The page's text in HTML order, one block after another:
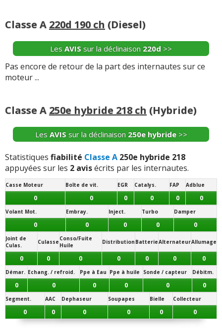
Classe A 220d 190 ch (Diesel)
Les AVIS sur la déclinaison 220d >>
Pas encore de retour de la part des internautes sur ce
moteur ...
Classe A 250e hybride 218 ch (Hybride)
Les AVIS sur la déclinaison 250e hybride>>
Statistiques fiabilité Classe A 250e hybride 218
appuyées sur les 2 avisécrits par les internautes.
Casse Moteur Boîte de vit. EGR Catalys. FAP Adblue
0 0 0 0 0 0
Volant Mot. Embray. Inject. Turbo Damper
0 0 0 0 0
Joint de
Culas.
Culasse Conso/Fuite
Huile
Distribution BatterieAlternateurAllumage
0 0 0 0 0 0 0
Démar. Echang. / refroid. Ppe à Eau Ppe à huile Sonde / capteur Débitm.
0 0 0 0 0 0
Segment. AAC Dephaseur Soupapes Bielle Collecteur
0 0 0 0 0 0